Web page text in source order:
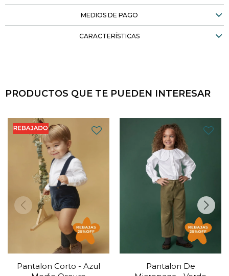
MEDIOS DE PAGO
CARACTERÍSTICAS
PRODUCTOS QUE TE PUEDEN INTERESAR
Pantalon Corto - Azul
Pantalon De